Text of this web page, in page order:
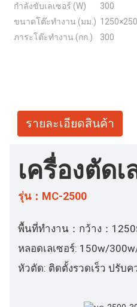
กำลังขับเลเซอร์ (W)
300
ขนาดโต๊ะทำงาน (มม.)
ภาระโต๊ะทำงาน (กก.)
300
รายละเอียดสินค้า
เครื่องตัดเ
รุ่น：MC-2500
พื้นที่ทำงาน：กว้าง：
หลอดเลเซอร์: 150w/
หัวตัด: ติดตั้งรวดเร็ว ปรับ